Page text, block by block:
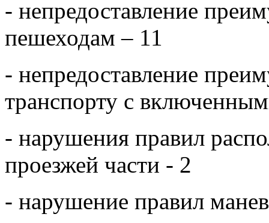
- непредоставление
пешеходам – 11
- непредоставление
транспорту с
- нарушения правил
проезжей части - 2
- нарушение правил